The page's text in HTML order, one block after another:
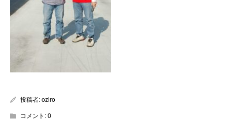
投稿者: oziro
コメント: 0